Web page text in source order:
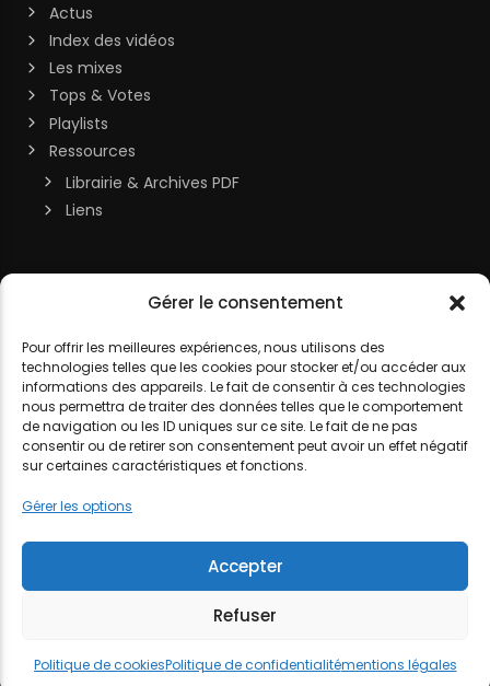
Gérer le consentement
Pour offrir les meilleures expériences, nous utilisons des
technologies telles que les cookies pour stocker et/ou accéder aux
informations des appareils. Le fait de consentir à ces technologies
nous permettra de traiter des données telles que le comportement
de navigation ou les ID uniques sur ce site. Le fait de ne pas
consentir ou de retirer son consentement peut avoir un effet négatif
sur certaines caractéristiques et fonctions.
Gérer les options
Accepter
Refuser
Politique de cookiesPolitique de confidentialitémentions légales
Actus
Index des vidéos
Les mixes
Tops & Votes
Playlists
Ressources
Librairie & Archives PDF
Liens
MON COMPTE
Contact
DJ LITTLE NEMO
CONFIDENTIALITÉ